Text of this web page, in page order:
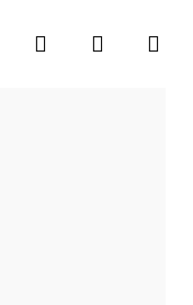
search account